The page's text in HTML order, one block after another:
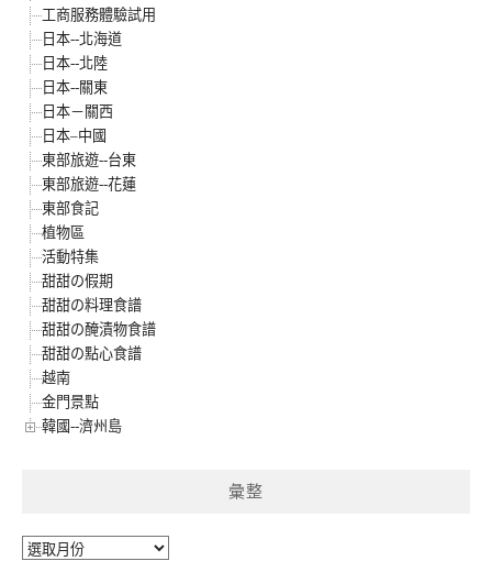
工商服務體驗試用
日本--北海道
日本--北陸
日本--關東
日本－關西
日本–中國
東部旅遊--台東
東部旅遊--花蓮
東部食記
植物區
活動特集
甜甜の假期
甜甜の料理食譜
甜甜の醃漬物食譜
甜甜の點心食譜
越南
金門景點
韓國--濟州島
彙整
彙